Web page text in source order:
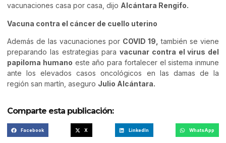
vacunaciones casa por casa, dijo Alcántara Rengifo.
Vacuna contra el cáncer de cuello uterino
Además de las vacunaciones por COVID 19, también se viene
preparando las estrategias para vacunar contra el virus del
papiloma humano este año para fortalecer el sistema inmune
ante los elevados casos oncológicos en las damas de la
región san martín, aseguro Julio Alcántara.
Comparte esta publicación:
Facebook X LinkedIn WhatsApp